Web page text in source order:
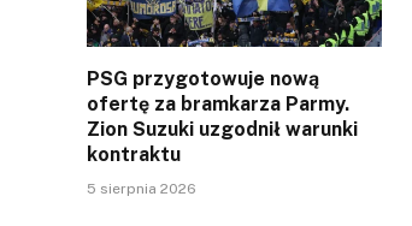
PSG przygotowuje nową
ofertę za bramkarza Parmy.
Zion Suzuki uzgodnił warunki
kontraktu
5 sierpnia 2026